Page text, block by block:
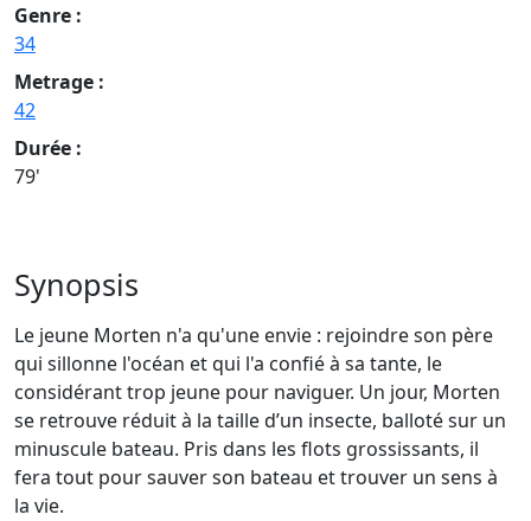
Genre :
34
Metrage :
42
Durée :
79'
Synopsis
Le jeune Morten n'a qu'une envie : rejoindre son père
qui sillonne l'océan et qui l'a confié à sa tante, le
considérant trop jeune pour naviguer. Un jour, Morten
se retrouve réduit à la taille d’un insecte, balloté sur un
minuscule bateau. Pris dans les flots grossissants, il
fera tout pour sauver son bateau et trouver un sens à
la vie.